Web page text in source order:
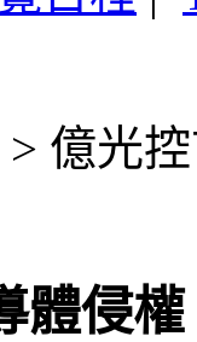
> 億光
體侵